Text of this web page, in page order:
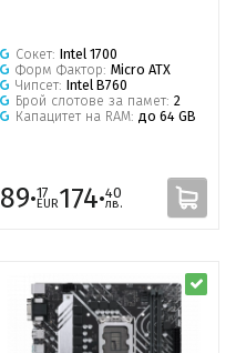
Сокет: Intel 1700
Форм Фактор: Micro ATX
Чипсет: Intel B760
Брой слотове за памет: 2
Капацитет на RAM: до 64 GB
89·17
EUR174·40
лв.